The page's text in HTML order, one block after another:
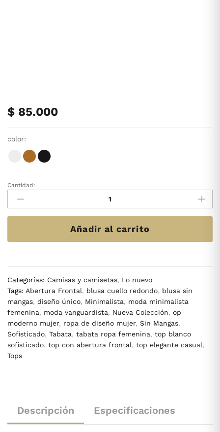
$ 85.000
color:
BLUSA
ONIX
Cantidad
Cantidad:
Añadir al carrito
Categorías: Camisas y camisetas, Lo nuevo
Tags: Abertura Frontal, blusa cuello redondo, blusa sin
mangas, diseño único, Minimalista, moda minimalista
femenina, moda vanguardista, Nueva Colección, op
moderno mujer, ropa de diseño mujer, Sin Mangas,
Sofisticado, Tabata, tabata ropa femenina, top blanco
sofisticado, top con abertura frontal, top elegante casual,
Tops
Descripción Especificaciones